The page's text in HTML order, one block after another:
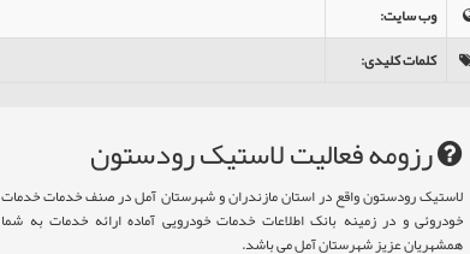
وب سایت:
کلمات کلیدی:
رزومه فعالیت لاستيک رودستون
لاستيک رودستون واقع در استان مازندران و شهرستان آمل در صنف خدمات خدمات
خودروئی و در زمینه بانک اطلاعات خدمات خودرویی آماده ارائه خدمات به شما
همشهریان عزیز شهرستان آمل می باشد.